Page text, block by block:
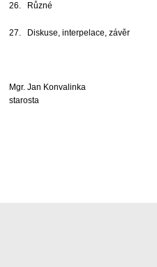
26. Různé
27. Diskuse, interpelace, závěr
Mgr. Jan Konvalinka
starosta